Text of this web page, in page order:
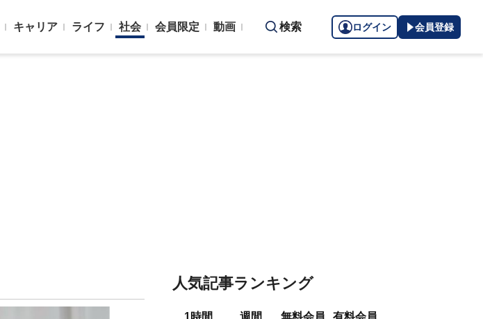
キャリア ライフ 社会 会員限定 動画 検索 ログイン 会員登録
人気記事ランキング
1時間 週間 無料会員 有料会員